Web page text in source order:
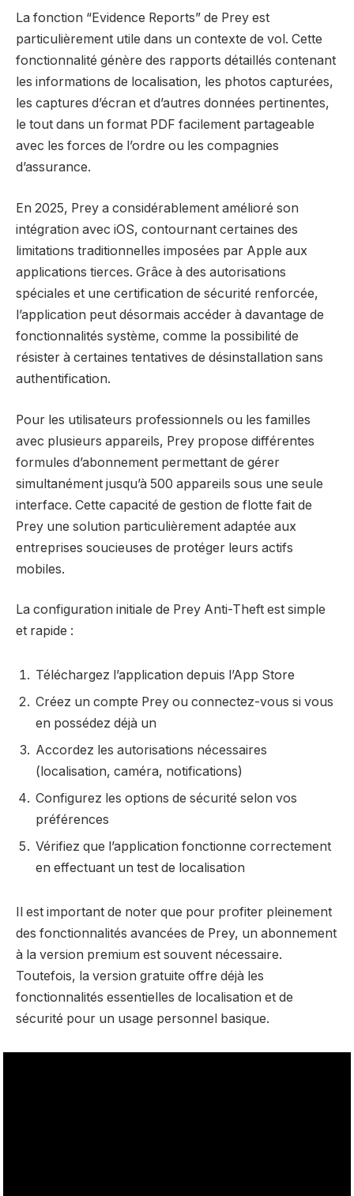
La fonction “Evidence Reports” de Prey est
particulièrement utile dans un contexte de vol. Cette
fonctionnalité génère des rapports détaillés contenant
les informations de localisation, les photos capturées,
les captures d’écran et d’autres données pertinentes,
le tout dans un format PDF facilement partageable
avec les forces de l’ordre ou les compagnies
d’assurance.
En 2025, Prey a considérablement amélioré son
intégration avec iOS, contournant certaines des
limitations traditionnelles imposées par Apple aux
applications tierces. Grâce à des autorisations
spéciales et une certification de sécurité renforcée,
l’application peut désormais accéder à davantage de
fonctionnalités système, comme la possibilité de
résister à certaines tentatives de désinstallation sans
authentification.
Pour les utilisateurs professionnels ou les familles
avec plusieurs appareils, Prey propose différentes
formules d’abonnement permettant de gérer
simultanément jusqu’à 500 appareils sous une seule
interface. Cette capacité de gestion de flotte fait de
Prey une solution particulièrement adaptée aux
entreprises soucieuses de protéger leurs actifs
mobiles.
La configuration initiale de Prey Anti-Theft est simple
et rapide :
Téléchargez l’application depuis l’App Store
Créez un compte Prey ou connectez-vous si vous
en possédez déjà un
Accordez les autorisations nécessaires
(localisation, caméra, notifications)
Configurez les options de sécurité selon vos
préférences
Vérifiez que l’application fonctionne correctement
en effectuant un test de localisation
Il est important de noter que pour profiter pleinement
des fonctionnalités avancées de Prey, un abonnement
à la version premium est souvent nécessaire.
Toutefois, la version gratuite offre déjà les
fonctionnalités essentielles de localisation et de
sécurité pour un usage personnel basique.